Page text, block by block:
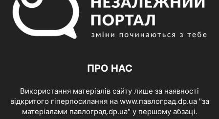
ПРО НАС
Використання матеріалів сайту лише за наявності
відкритого гіперпосилання на www.павлоград.dp.ua "за
матеріалами павлоград.dp.ua" у першому абзаці.